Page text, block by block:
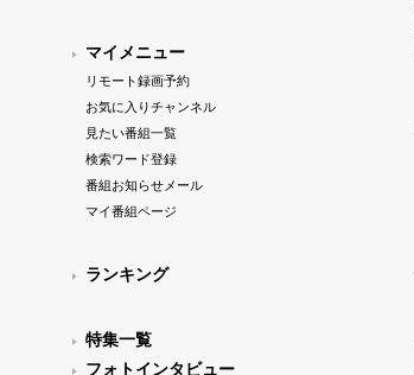
マイメニュー
リモート録画予約
お気に入りチャンネル
見たい番組一覧
検索ワード登録
番組お知らせメール
マイ番組ページ
ランキング
特集一覧
フォトインタビュー